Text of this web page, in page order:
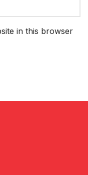
in this browser